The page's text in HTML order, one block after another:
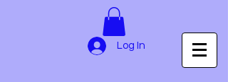
Log In